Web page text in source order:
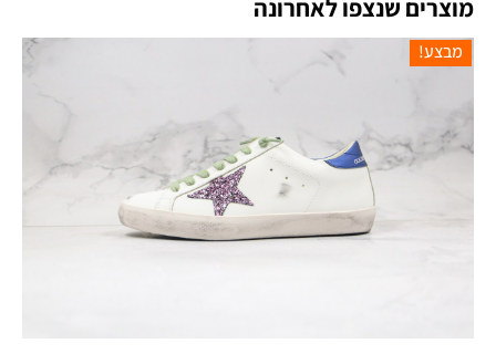
מוצרים שנצפו לאחרונה
מבצע!